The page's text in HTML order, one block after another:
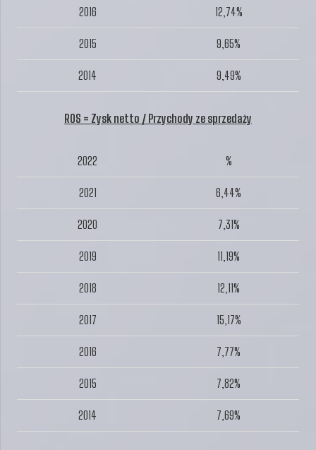
2016 12,74%
2015 9,65%
2014 9,49%
ROS = Zysk netto / Przychody ze sprzedaży
2022 %
2021 6,44%
2020 7,31%
2019 11,19%
2018 12,11%
2017 15,17%
2016 7,77%
2015 7,82%
2014 7,69%